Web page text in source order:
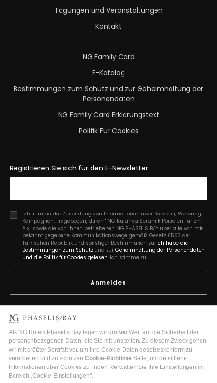
Tagungen und Veranstaltungen
Kontakt
NG Family Card
E-Katalog
Bestimmungen zum Schutz und zur Geheimhaltung der
Personendaten
NG Family Card Erklärungstext
Politik Für Cookies
Registrieren Sie sich für den E-Newsletter
Ich stimme der Zusendung von Informationen über Services, Werbung,
Kampagnen, Fragebogen, durch " NG Kütahya Seramik Porselen Turizm
A.Ş." sowie die von ihnen betriebenen NG PHASELIS BAY über alle von mir
bekannt gegebene Kommunikationswege gemäß Gesetz 6563 der
Türkischen Republik und sonstiger Bestimmunen zu. Ich habe die
Bestimmungen zum Schutz und zur Geheimhaltung der Personendaten
und die Politik für Cookies gelesen. Ich stimme zu.
Anmelden
2026 Copyright © Phaselis Bay